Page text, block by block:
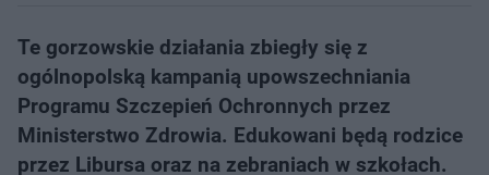
Te gorzowskie działania zbiegły się z
ogólnopolską kampanią upowszechniania
Programu Szczepień Ochronnych przez
Ministerstwo Zdrowia. Edukowani będą rodzice
przez Libursa oraz na zebraniach w szkołach.